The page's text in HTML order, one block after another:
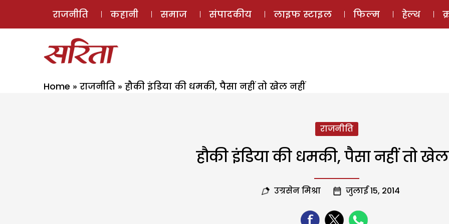
ई-मैगज़ीन
राजनीति कहानी समाज संपादकीय लाइफ स्टाइल फिल्म हेल्थ
Home » राजनीति » हौकी इंडिया की धमकी, पैसा नहीं तो खेल नहीं
राजनीति
हौकी इंडिया की धमकी, पैसा नहीं तो
उग्रसेन मिश्रा जुलाई 15, 2014